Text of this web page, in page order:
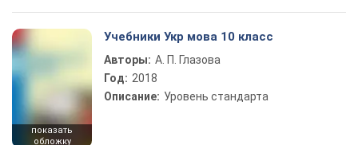
показать
обложку
Учебники Укр мова 10 класс
Авторы: А. П. Глазова
Год: 2018
Описание: Уровень стандарта